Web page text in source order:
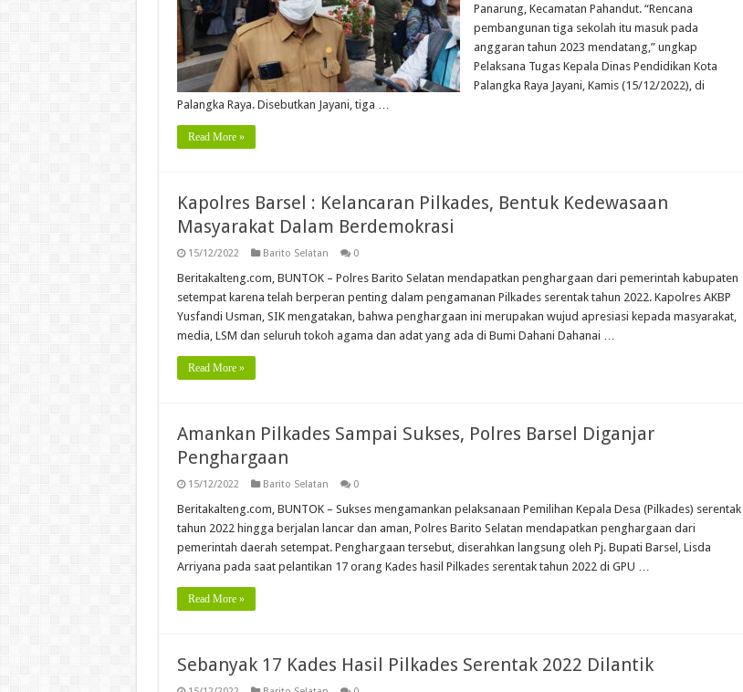
Panarung, Kecamatan Pahandut. “Rencana
pembangunan tiga sekolah itu masuk pada
anggaran tahun 2023 mendatang,” ungkap
Pelaksana Tugas Kepala Dinas Pendidikan Kota
Palangka Raya Jayani, Kamis (15/12/2022), di
Palangka Raya. Disebutkan Jayani, tiga …
Read More »
Kapolres Barsel : Kelancaran Pilkades, Bentuk Kedewasaan
Masyarakat Dalam Berdemokrasi
15/12/2022 Barito Selatan 0
Beritakalteng.com, BUNTOK – Polres Barito Selatan mendapatkan penghargaan dari pemerintah kabupaten
setempat karena telah berperan penting dalam pengamanan Pilkades serentak tahun 2022. Kapolres AKBP
Yusfandi Usman, SIK mengatakan, bahwa penghargaan ini merupakan wujud apresiasi kepada masyarakat,
media, LSM dan seluruh tokoh agama dan adat yang ada di Bumi Dahani Dahanai …
Read More »
Amankan Pilkades Sampai Sukses, Polres Barsel Diganjar
Penghargaan
15/12/2022 Barito Selatan 0
Beritakalteng.com, BUNTOK – Sukses mengamankan pelaksanaan Pemilihan Kepala Desa (Pilkades) serentak
tahun 2022 hingga berjalan lancar dan aman, Polres Barito Selatan mendapatkan penghargaan dari
pemerintah daerah setempat. Penghargaan tersebut, diserahkan langsung oleh Pj. Bupati Barsel, Lisda
Arriyana pada saat pelantikan 17 orang Kades hasil Pilkades serentak tahun 2022 di GPU …
Read More »
Sebanyak 17 Kades Hasil Pilkades Serentak 2022 Dilantik